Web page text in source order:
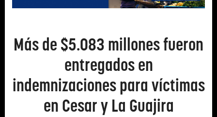
Más de $5.083 millones fueron
entregados en
indemnizaciones para víctimas
en Cesar y La Guajira